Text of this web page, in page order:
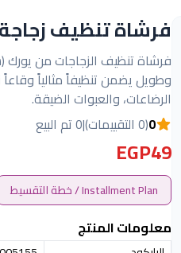
فرشاة تنظيف زجاجة 0.5 لتر يورك
وطويل يضمن تنظيفاً مثالياً وقاعاً
الرضاعات، والعبوات الضيقة.
0(0 التقييمات) |0 تم البيع
EGP49
Installment Plan / خطة التقسيط
معلومات المنتج